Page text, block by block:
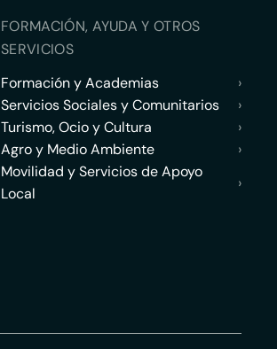
FORMACIÓN, AYUDA Y OTROS
SERVICIOS
Formación y Academias
›
Servicios Sociales y Comunitarios
›
Turismo, Ocio y Cultura
›
Agro y Medio Ambiente
›
Movilidad y Servicios de Apoyo
Local
›